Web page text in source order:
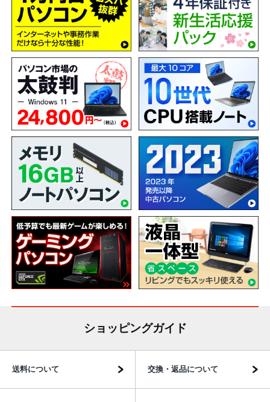
ショッピングガイド
送料について 交換・返品について